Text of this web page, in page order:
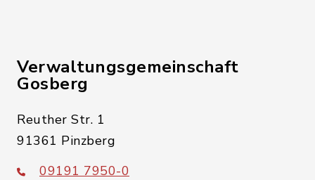
Verwaltungsgemeinschaft
Gosberg
Reuther Str. 1
91361 Pinzberg
09191 7950-0